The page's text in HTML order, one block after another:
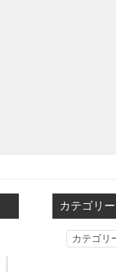
カテゴリー
カ